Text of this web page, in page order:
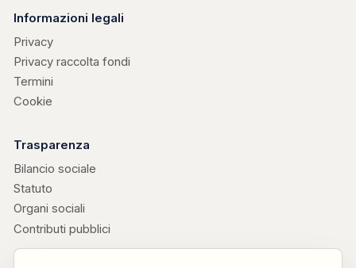
Informazioni legali
Privacy
Privacy raccolta fondi
Termini
Cookie
Trasparenza
Bilancio sociale
Statuto
Organi sociali
Contributi pubblici